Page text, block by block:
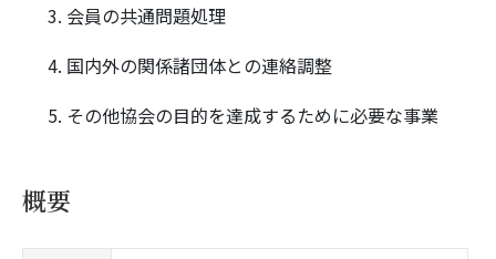
会員の共通問題処理
国内外の関係諸団体との連絡調整
その他協会の目的を達成するために必要な事業
概要